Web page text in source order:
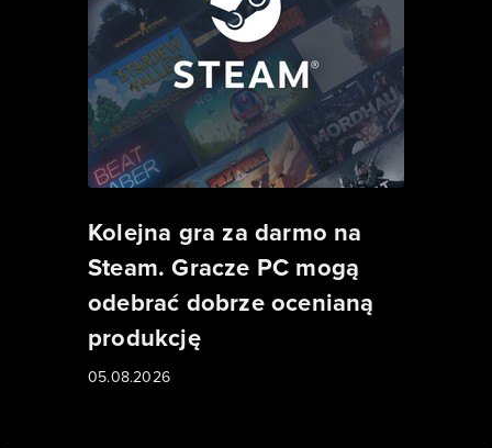
Kolejna gra za darmo na
Steam. Gracze PC mogą
odebrać dobrze ocenianą
produkcję
05.08.2026